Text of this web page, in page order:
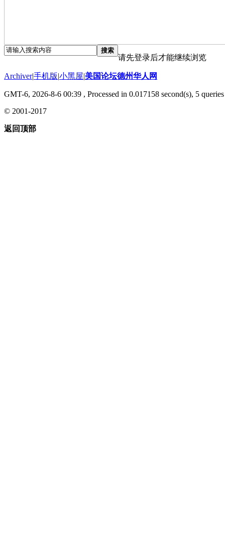
搜索
请先登录后才能继续浏览
Archiver|手机版|小黑屋|美国论坛德州华人网
GMT-6, 2026-8-6 00:39 , Processed in 0.017158 second(s), 5
© 2001-2017
返回顶部